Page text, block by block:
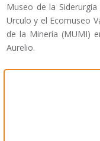
Museo de la
Urculo y el Ecomuseo
de la Minería (MUMI)
Aurelio.